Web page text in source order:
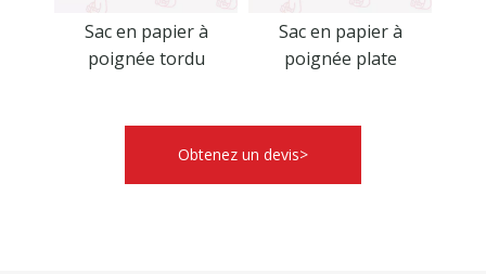
Sac en papier à
poignée tordu
Sac en papier à
poignée plate
Obtenez un devis>